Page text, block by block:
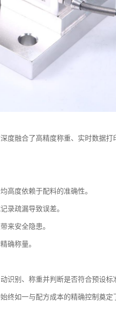
度融合了高精度称重、实时数据打
高度依赖于配料的准确性。
录疏漏导致误差。
来安全隐患。
确称量。
识别、称重并判断是否符合预设标
终如一与配方成本的精确控制奠定